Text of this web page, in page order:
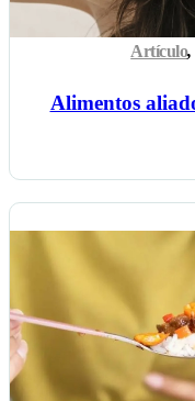
Alimentos
Artículo